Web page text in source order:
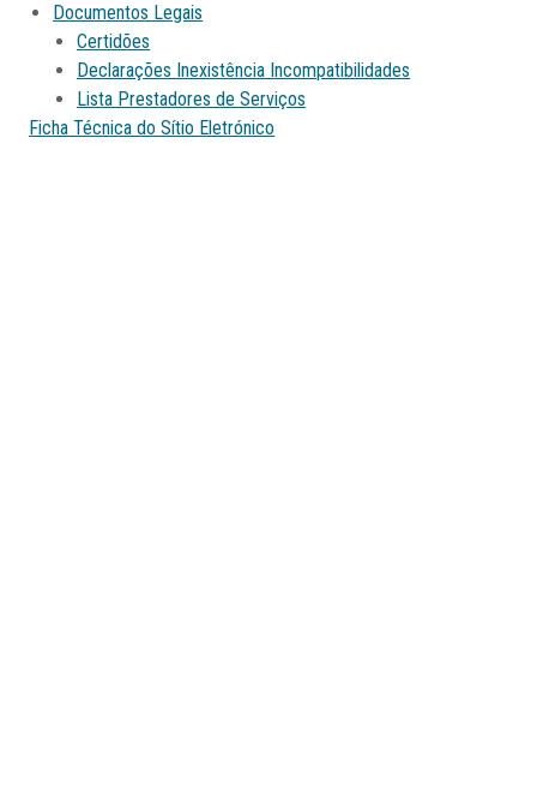
Documentos Legais
Certidões
Declarações Inexistência Incompatibilidades
Lista Prestadores de Serviços
Ficha Técnica do Sítio Eletrónico